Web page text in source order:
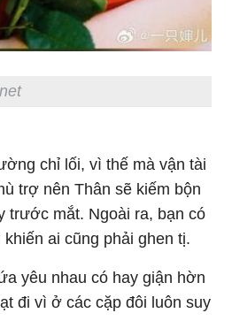
chỉ lối, vì thế mà vận tài
trợ nên Thân sẽ kiếm bộn
trước mắt. Ngoài ra, bạn có
ai cũng phải ghen tị.
yêu nhau có hay giận hờn
đi vì ở các cặp đôi luôn suy